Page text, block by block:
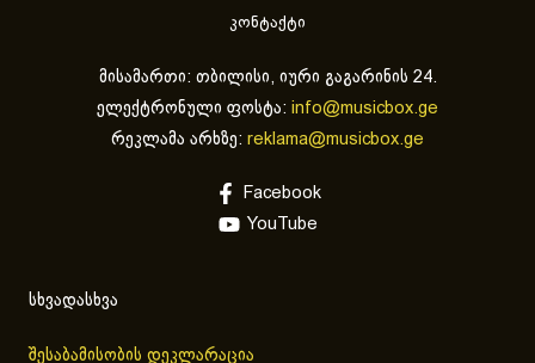
კონტაქტი
მისამართი: თბილისი, იური გაგარინის 24.
ელექტრონული ფოსტა: info@musicbox.ge
რეკლამა არხზე: reklama@musicbox.ge
Facebook
YouTube
სხვადასხვა
შესაბამისობის დეკლარაცია